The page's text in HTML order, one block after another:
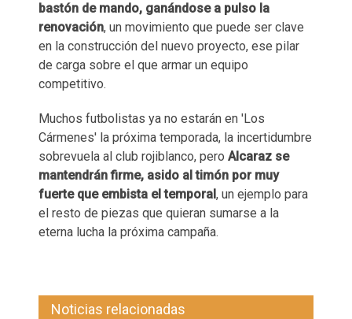
bastón de mando, ganándose a pulso la
renovación, un movimiento que puede ser clave
en la construcción del nuevo proyecto, ese pilar
de carga sobre el que armar un equipo
competitivo.
Muchos futbolistas ya no estarán en 'Los
Cármenes' la próxima temporada, la incertidumbre
sobrevuela al club rojiblanco, pero Alcaraz se
mantendrán firme, asido al timón por muy
fuerte que embista el temporal , un ejemplo para
el resto de piezas que quieran sumarse a la
eterna lucha la próxima campaña.
Noticias relacionadas